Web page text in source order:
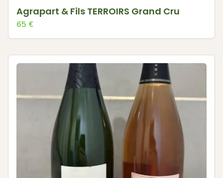
Agrapart & Fils TERROIRS Grand Cru
65 €